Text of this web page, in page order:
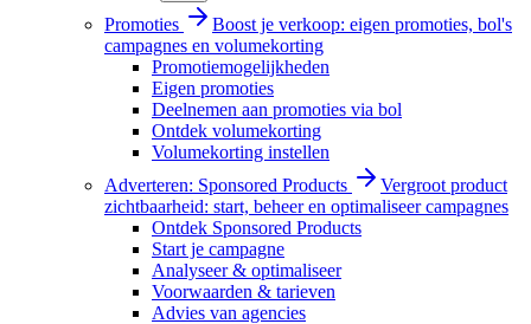
Promoties
Boost je verkoop: eigen promoties, bol's
campagnes en volumekorting
Promotiemogelijkheden
Eigen promoties
Deelnemen aan promoties via bol
Ontdek volumekorting
Volumekorting instellen
Adverteren: Sponsored Products
Vergroot product
zichtbaarheid: start, beheer en optimaliseer campagnes
Ontdek Sponsored Products
Start je campagne
Analyseer & optimaliseer
Voorwaarden & tarieven
Advies van agencies